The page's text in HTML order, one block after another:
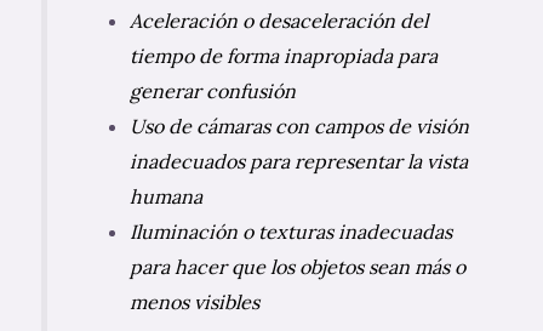
Aceleración o desaceleración del
tiempo de forma inapropiada para
generar confusión
Uso de cámaras con campos de visión
inadecuados para representar la vista
humana
Iluminación o texturas inadecuadas
para hacer que los objetos sean más o
menos visibles